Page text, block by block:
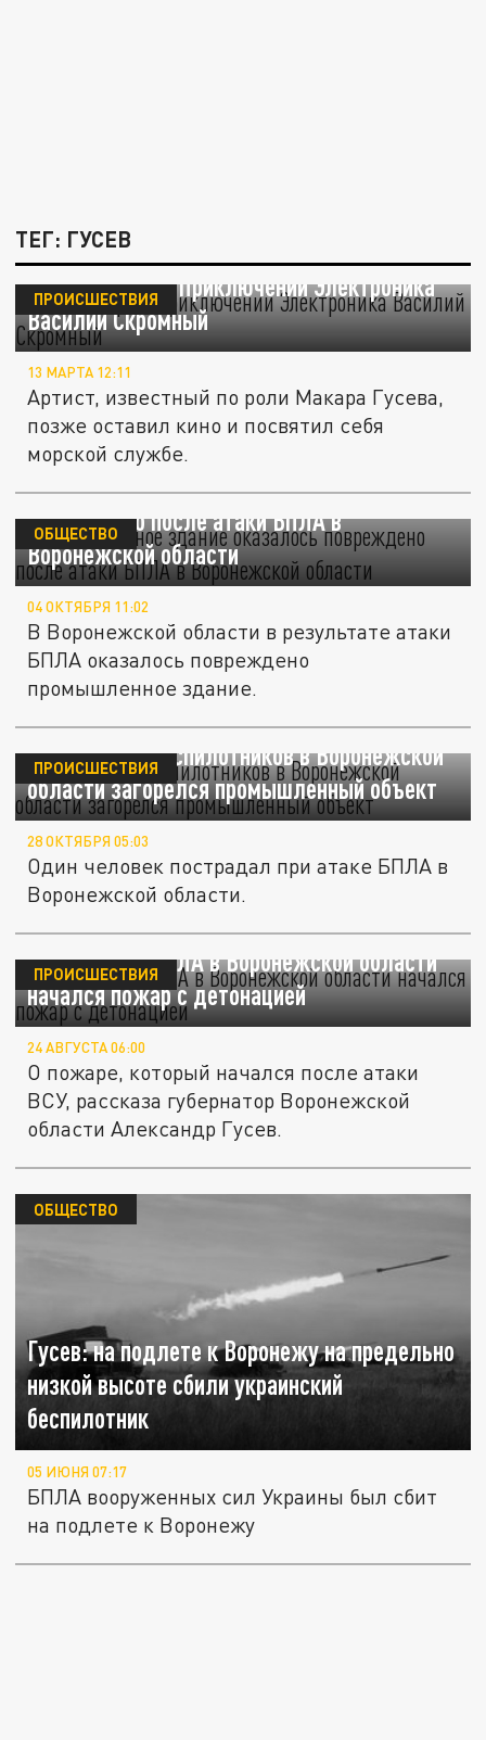
ТЕГ: ГУСЕВ
Умер актёр из "Приключений Электроника"
Василий Скромный
ПРОИСШЕСТВИЯ
13 МАРТА 12:11
Артист, известный по роли Макара Гусева,
позже оставил кино и посвятил себя
морской службе.
Промышленное здание оказалось
повреждено после атаки БПЛА в
Воронежской области
ОБЩЕСТВО
04 ОКТЯБРЯ 11:02
В Воронежской области в результате атаки
БПЛА оказалось повреждено
промышленное здание.
После атаки беспилотников в Воронежской
области загорелся промышленный объект
ПРОИСШЕСТВИЯ
28 ОКТЯБРЯ 05:03
Один человек пострадал при атаке БПЛА в
Воронежской области.
После атаки БПЛА в Воронежской области
начался пожар с детонацией
ПРОИСШЕСТВИЯ
24 АВГУСТА 06:00
О пожаре, который начался после атаки
ВСУ, рассказа губернатор Воронежской
области Александр Гусев.
Гусев: на подлете к Воронежу на предельно
низкой высоте сбили украинский
беспилотник
ОБЩЕСТВО
05 ИЮНЯ 07:17
БПЛА вооруженных сил Украины был сбит
на подлете к Воронежу